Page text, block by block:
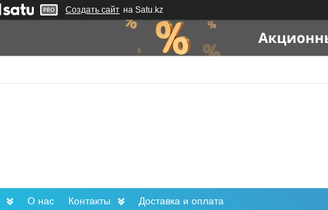
Создать сайт на Satu.kz
О нас Контакты Доставка и оплата